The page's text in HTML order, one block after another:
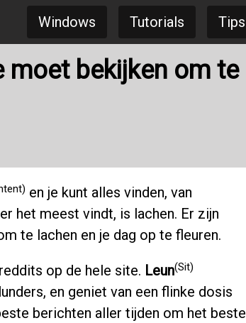
Windows Tutorials Tips
moet bekijken om te
en je kunt alles vinden, van
het meest vindt, is lachen. Er zijn
te lachen en je dag op te fleuren.
op de hele site. Leun(Sit)
en geniet van een flinke dosis
berichten aller tijden om het beste